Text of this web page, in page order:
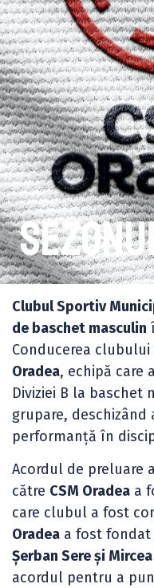
Clubul Sportiv
de baschet masculin
Conducerea
Oradea, echipă care
Diviziei B la baschet
grupare,
performanță în
Acordul de preluare
către CSM Oradea a
care clubul a fost
Oradea a fost fondat
Șerban Sere și
acordul pentru a